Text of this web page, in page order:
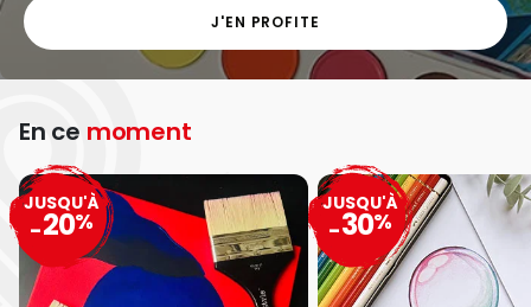
J'EN PROFITE
En ce moment
JUSQU'À
-20%
JUSQU'À
-30%